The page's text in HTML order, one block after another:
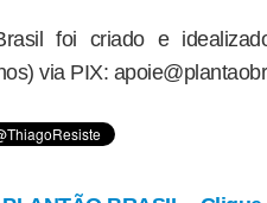
foi criado e
via PIX: